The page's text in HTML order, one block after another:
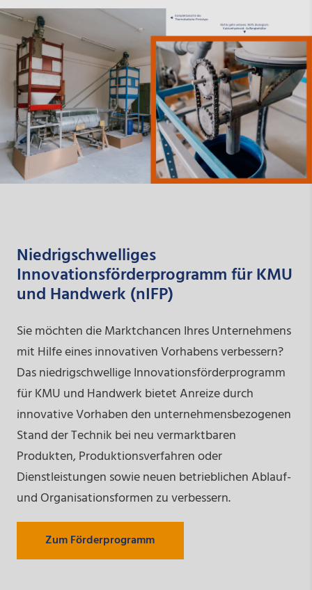
Niedrigschwelliges
Innovationsförderprogramm für KMU
und Handwerk (nIFP)
Sie möchten die Marktchancen Ihres Unternehmens
mit Hilfe eines innovativen Vorhabens verbessern?
Das niedrigschwellige Innovationsförderprogramm
für KMU und Handwerk bietet Anreize durch
innovative Vorhaben den unternehmensbezogenen
Stand der Technik bei neu vermarktbaren
Produkten, Produktionsverfahren oder
Dienstleistungen sowie neuen betrieblichen Ablauf-
und Organisationsformen zu verbessern.
Zum Förderprogramm